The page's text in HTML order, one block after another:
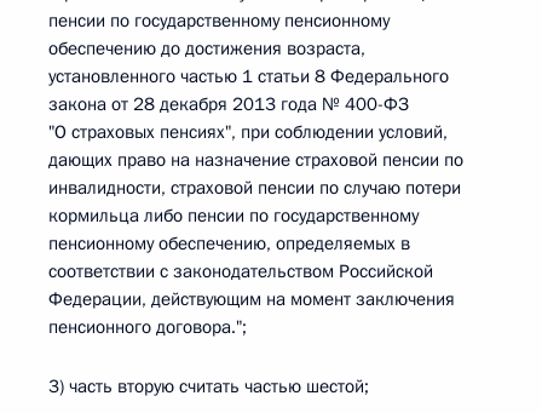
пенсии по государственному пенсионному
обеспечению до достижения возраста,
установленного частью 1 статьи 8 Федерального
закона от 28 декабря 2013 года № 400-ФЗ
"О страховых пенсиях", при соблюдении условий,
дающих право на назначение страховой пенсии по
инвалидности, страховой пенсии по случаю потери
кормильца либо пенсии по государственному
пенсионному обеспечению, определяемых в
соответствии с законодательством Российской
Федерации, действующим на момент заключения
пенсионного договора.";
3) часть вторую считать частью шестой;